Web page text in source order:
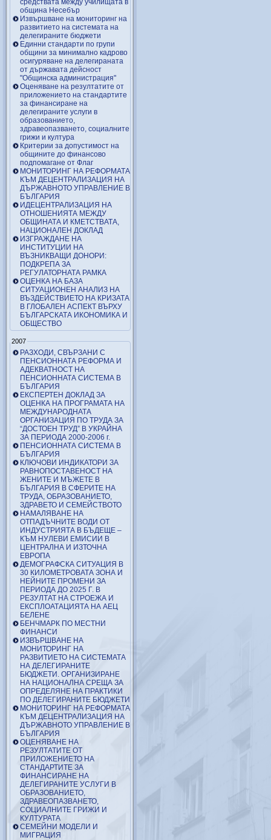
средствата между училищата в
община Несебър
Извършване на мониторинг на
развитието на системата на
делегираните бюджети
Единни стандарти по групи
общини за минимално кадрово
осигуряване на делегираната
от държавата дейсност
"Общинска администрация"
Оценяване на резултатите от
приложението на стандартите
за финансиране на
делегираните услуги в
образованието,
здравеопазването, социалните
грижи и култура
Критерии за допустимост на
общините до финансово
подпомагане от Флаг
МОНИТОРИНГ НА РЕФОРМАТА
КЪМ ДЕЦЕНТРАЛИЗАЦИЯ НА
ДЪРЖАВНОТО УПРАВЛЕНИЕ В
БЪЛГАРИЯ
ИДЕЦЕНТРАЛИЗАЦИЯ НА
ОТНОШЕНИЯТА МЕЖДУ
ОБЩИНАТА И КМЕТСТВАТА,
НАЦИОНАЛЕН ДОКЛАД
ИЗГРАЖДАНЕ НА
ИНСТИТУЦИИ НА
ВЪЗНИКВАЩИ ДОНОРИ:
ПОДКРЕПА ЗА
РЕГУЛАТОРНАТА РАМКА
ОЦЕНКА НА БАЗА
СИТУАЦИОНЕН АНАЛИЗ НА
ВЪЗДЕЙСТВИЕТО НА КРИЗАТА
В ГЛОБАЛЕН АСПЕКТ ВЪРХУ
БЪЛГАРСКАТА ИКОНОМИКА И
ОБЩЕСТВО
2007
РАЗХОДИ, СВЪРЗАНИ С
ПЕНСИОННАТА РЕФОРМА И
АДЕКВАТНОСТ НА
ПЕНСИОННАТА СИСТЕМА В
БЪЛГАРИЯ
ЕКСПЕРТЕН ДОКЛАД ЗА
ОЦЕНКА НА ПРОГРАМАТА НА
МЕЖДУНАРОДНАТА
ОРГАНИЗАЦИЯ ПО ТРУДА ЗА
“ДОСТОЕН ТРУД” В УКРАЙНА
ЗА ПЕРИОДА 2000-2006 г.
ПЕНСИОННАТА СИСТЕМА В
БЪЛГАРИЯ
КЛЮЧОВИ ИНДИКАТОРИ ЗА
РАВНОПОСТАВЕНОСТ НА
ЖЕНИТЕ И МЪЖЕТЕ В
БЪЛГАРИЯ В СФЕРИТЕ НА
ТРУДА, ОБРАЗОВАНИЕТО,
ЗДРАВЕТО И СЕМЕЙСТВОТО
НАМАЛЯВАНЕ НА
ОТПАДЪЧНИТЕ ВОДИ ОТ
ИНДУСТРИЯТА В БЪДЕЩЕ –
КЪМ НУЛЕВИ ЕМИСИИ В
ЦЕНТРАЛНА И ИЗТОЧНА
ЕВРОПА
ДЕМОГРАФСКА СИТУАЦИЯ В
30 КИЛОМЕТРОВАТА ЗОНА И
НЕЙНИТЕ ПРОМЕНИ ЗА
ПЕРИОДА ДО 2025 Г. В
РЕЗУЛТАТ НА СТРОЕЖА И
ЕКСПЛОАТАЦИЯТА НА АЕЦ
БЕЛЕНЕ
БЕНЧМАРК ПО МЕСТНИ
ФИНАНСИ
ИЗВЪРШВАНЕ НА
МОНИТОРИНГ НА
РАЗВИТИЕТО НА СИСТЕМАТА
НА ДЕЛЕГИРАНИТЕ
БЮДЖЕТИ. ОРГАНИЗИРАНЕ
НА НАЦИОНАЛНА СРЕЩА ЗА
ОПРЕДЕЛЯНЕ НА ПРАКТИКИ
ПО ДЕЛЕГИРАНИТЕ БЮДЖЕТИ
МОНИТОРИНГ НА РЕФОРМАТА
КЪМ ДЕЦЕНТРАЛИЗАЦИЯ НА
ДЪРЖАВНОТО УПРАВЛЕНИЕ В
БЪЛГАРИЯ
ОЦЕНЯВАНЕ НА
РЕЗУЛТАТИТЕ ОТ
ПРИЛОЖЕНИЕТО НА
СТАНДАРТИТЕ ЗА
ФИНАНСИРАНЕ НА
ДЕЛЕГИРАНИТЕ УСЛУГИ В
ОБРАЗОВАНИЕТО,
ЗДРАВЕОПАЗВАНЕТО,
СОЦИАЛНИТЕ ГРИЖИ И
КУЛТУРАТА
СЕМЕЙНИ МОДЕЛИ И
МИГРАЦИЯ